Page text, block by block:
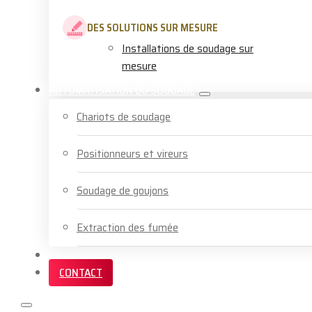
DES SOLUTIONS SUR MESURE
Installations de soudage sur
mesure
Chariots de soudage
Positionneurs et vireurs
Soudage de goujons
Extraction des fumée
SERVICES ET FORMATION
CONTACT